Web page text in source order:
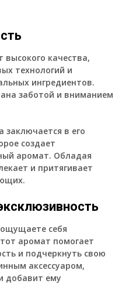
качества,
технологий и
ингредиентов.
заботой и вниманием
в его
создает
аромат. Обладая
и притягивает
себя
аромат помогает
и подчеркнуть свою
аксессуаром,
добавит ему